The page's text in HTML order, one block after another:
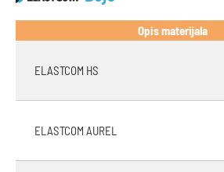
Opis materijala
ELASTCOM HS
ELASTCOM AUREL